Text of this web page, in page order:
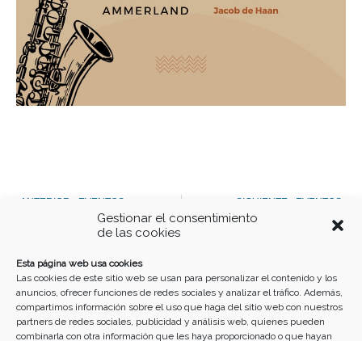
Gestionar el consentimiento
de las cookies
Esta página web usa cookies
Las cookies de este sitio web se usan para personalizar el contenido y los
anuncios, ofrecer funciones de redes sociales y analizar el tráfico. Además,
compartimos información sobre el uso que haga del sitio web con nuestros
partners de redes sociales, publicidad y análisis web, quienes pueden
combinarla con otra información que les haya proporcionado o que hayan
ANTERIOR - EVENTOS SIGUIENTE - EVENTOS
Exposición Mando de Ingenieros
Buscar